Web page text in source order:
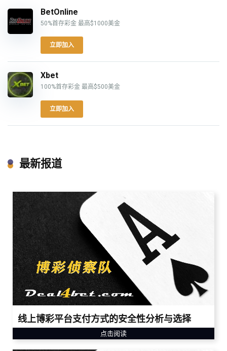
BetOnline
50%首存彩金 最高$1000美金
立即加入
Xbet
100%首存彩金 最高$500美金
立即加入
最新报道
线上博彩平台支付方式的安全性分析与选择
点击阅读